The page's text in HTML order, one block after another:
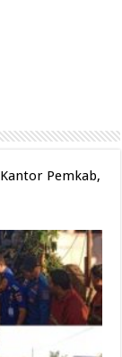
Pemkab,